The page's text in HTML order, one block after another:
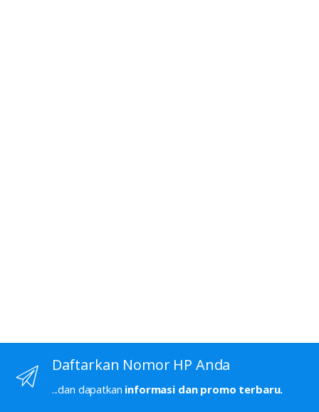
Daftarkan Nomor HP Anda
...dan dapatkan informasi dan promo terbaru.